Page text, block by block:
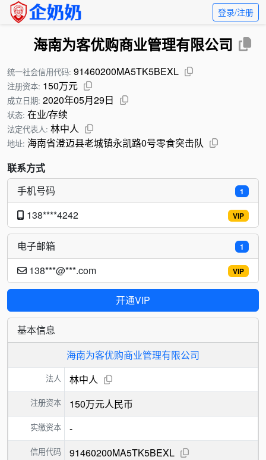
登录/注册
海南为客优购商业管理有限公司
统一社会信用代码: 91460200MA5TK5BEXL
注册资本: 150万元
成立日期: 2020年05月29日
状态: 在业/存续
法定代表人: 林中人
地址: 海南省澄迈县老城镇永凯路0号零食突击队
联系方式
1
手机号码
VIP
138****4242
1
电子邮箱
VIP
138***@***.com
开通VIP
基本信息
海南为客优购商业管理有限公司
法人 林中人
注册资本 150万元人民币
实缴资本 -
信用代码 91460200MA5TK5BEXL